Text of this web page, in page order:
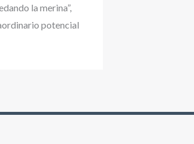
la merina”,
potencial